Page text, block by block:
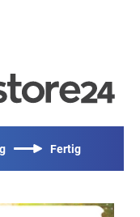
Fertig